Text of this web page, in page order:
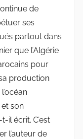
de
ses
partout dans
que l’Algérie
pour
production
son
il écrit. C’est
l’auteur de